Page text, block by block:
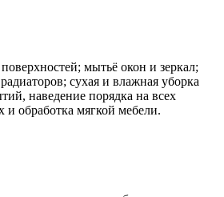
мытьё окон и зеркал;
сухая и влажная уборка
наведение порядка на всех
и обработка мягкой мебели.